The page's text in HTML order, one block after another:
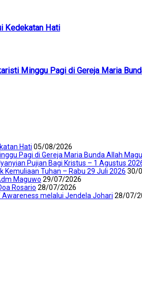
Kedekatan Hati
Minggu Pagi di Gereja Maria
Hati 05/08/2026
Pagi di Gereja Maria Bunda Allah
Pujian Bagi Kristus – 1 Agustus
Kemuliaan Tuhan – Rabu 29 Juli 2026 30/
Maguwo 29/07/2026
Rosario 28/07/2026
melalui Jendela Johari 28/07/